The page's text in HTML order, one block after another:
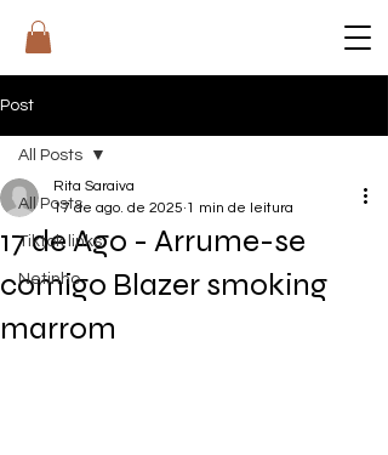
RIT
Post
All Posts
Tiktok links
Netinho
All Posts
17 de Ago - Arrume-se
comigo Blazer smoking
marrom
Rita Saraiva
17 de ago. de 2025 1 min de leitura